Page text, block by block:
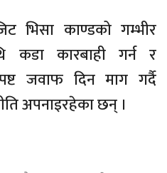
भिसा काण्डको गम्भीर
कडा कारबाही गर्न र
जवाफ दिन माग गर्दै
अपनाइरहेका छन् ।